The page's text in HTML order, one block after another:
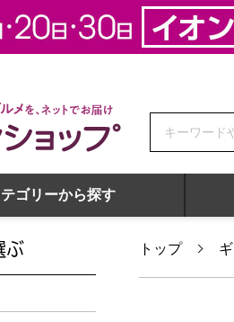
ットでお届け イオンショップ
ゴリーから探す
トップ
ぶ